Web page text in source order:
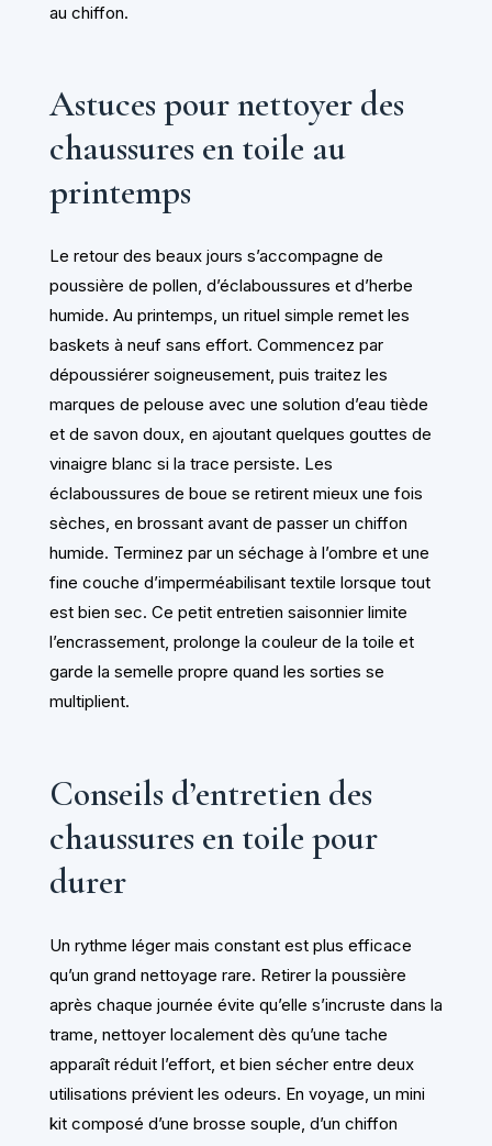
au chiffon.
Astuces pour nettoyer des
chaussures en toile au
printemps
Le retour des beaux jours s’accompagne de
poussière de pollen, d’éclaboussures et d’herbe
humide. Au printemps, un rituel simple remet les
baskets à neuf sans effort. Commencez par
dépoussiérer soigneusement, puis traitez les
marques de pelouse avec une solution d’eau tiède
et de savon doux, en ajoutant quelques gouttes de
vinaigre blanc si la trace persiste. Les
éclaboussures de boue se retirent mieux une fois
sèches, en brossant avant de passer un chiffon
humide. Terminez par un séchage à l’ombre et une
fine couche d’imperméabilisant textile lorsque tout
est bien sec. Ce petit entretien saisonnier limite
l’encrassement, prolonge la couleur de la toile et
garde la semelle propre quand les sorties se
multiplient.
Conseils d’entretien des
chaussures en toile pour
durer
Un rythme léger mais constant est plus efficace
qu’un grand nettoyage rare. Retirer la poussière
après chaque journée évite qu’elle s’incruste dans la
trame, nettoyer localement dès qu’une tache
apparaît réduit l’effort, et bien sécher entre deux
utilisations prévient les odeurs. En voyage, un mini
kit composé d’une brosse souple, d’un chiffon